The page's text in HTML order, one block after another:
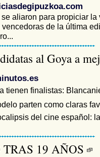
aliaron para propiciar la
de la última
al Goya a
finalistas:
parten como claras
del cine español:
19 AÑOS